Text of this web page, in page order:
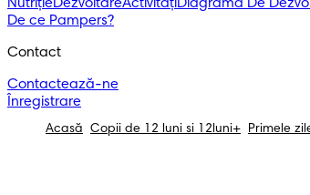
NutrițieDezvoltareActivitățiDiagrama De
De ce Pampers?
Contact
Contactează-ne
Înregistrare
Acasă Copii de 12 luni si 12luni+ Primele